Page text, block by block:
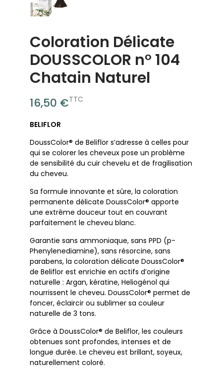
Coloration Délicate
DOUSSCOLOR n° 104
Chatain Naturel
16,50 €TTC
BELIFLOR
DoussColor® de Beliflor s’adresse à celles pour
qui se colorer les cheveux pose un problème
de sensibilité du cuir chevelu et de fragilisation
du cheveu.
Sa formule innovante et sûre, la coloration
permanente délicate DoussColor® apporte
une extrême douceur tout en couvrant
parfaitement le cheveu blanc.
Garantie sans ammoniaque, sans PPD (p-
Phenylenediamine), sans résorcine, sans
parabens, la coloration délicate DoussColor®
de Beliflor est enrichie en actifs d’origine
naturelle : Argan, kératine, Heliogénol qui
nourrissent le cheveu. DoussColor® permet de
foncer, éclaircir ou sublimer sa couleur
naturelle de 3 tons.
Grâce à DoussColor® de Beliflor, les couleurs
obtenues sont profondes, intenses et de
longue durée. Le cheveu est brillant, soyeux,
naturellement coloré.